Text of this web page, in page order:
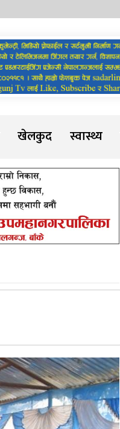
खेलकुद स्वास्थ्य